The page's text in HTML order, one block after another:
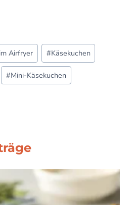
im Airfryer #Käsekuchen
#Mini-Käsekuchen